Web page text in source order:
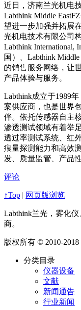
近日，济南兰光机电
Labthink Middle
望进一步加强并拓展
光机电技术有限公司
Labthink International,
国）、Labthink
的销售服务网络，让
产品体验与服务。
Labthink成立于1989
案供应商，也是世界
伴。依托传感器自主
渗透测试领域有着举
透过率测试系统、红
痕量探测能力和高效
发、质量监管、产品
评论
↑Top | 网页版浏览
Labthink兰光，雾化
商。
版权所有 © 2010-
分类目录
仪器设备
文献
新闻通告
行业新闻